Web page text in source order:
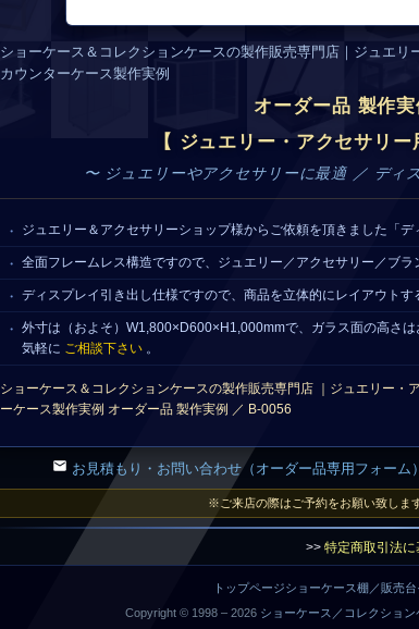
ショーケース＆コレクションケースの製作販売専門店｜ジュエ
カウンターケース製作実例
オーダー品 製作
【 ジュエリー・アクセサリ
〜 ジュエリーやアクセサリーに最適 ／ ディ
ジュエリー＆アクセサリーショップ様からご依頼を頂きました「デ
全面フレームレス構造ですので、ジュエリー／アクセサリー／ブラ
ディスプレイ引き出し仕様ですので、商品を立体的にレイアウトす
外寸は（およそ）W1,800×D600×H1,000mmで、ガラス面の高さ
気軽に ご相談下さい 。
ショーケース＆コレクションケースの製作販売専門店 ｜ジュエリー・
ーケース製作実例 オーダー品 製作実例 ／ B-0056
お見積もり・お問い合わせ（オーダー品専用フォーム）
※ご来店の際はご予約をお願い致しま
>> 特定商取引法
トップページショーケース棚／販売台
Copyright © 1998 – 2026 ショーケース／コレクショ